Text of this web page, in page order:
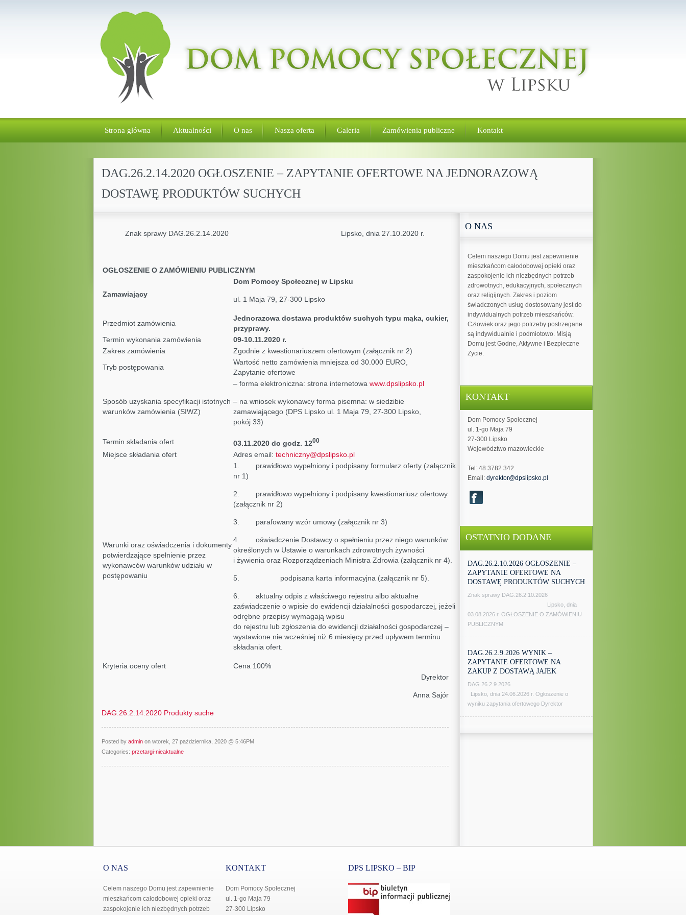
Strona główna Aktualności O nas Nasza oferta Galeria Zamówienia publiczne Kontakt
DAG.26.2.14.2020 OGŁOSZENIE – ZAPYTANIE OFERTOWE NA JEDNORAZOWĄ
DOSTAWĘ PRODUKTÓW SUCHYCH
O NAS
Celem naszego Domu jest zapewnienie
mieszkańcom całodobowej opieki oraz
zaspokojenie ich niezbędnych potrzeb
zdrowotnych, edukacyjnych, społecznych
oraz religijnych. Zakres i poziom
świadczonych usług dostosowany jest do
indywidualnych potrzeb mieszkańców.
Człowiek oraz jego potrzeby postrzegane
są indywidualnie i podmiotowo. Misją
Domu jest Godne, Aktywne i Bezpieczne
Życie.
KONTAKT
Dom Pomocy Społecznej
ul. 1-go Maja 79
27-300 Lipsko
Województwo mazowieckie
Tel: 48 3782 342
Email: dyrektor@dpslipsko.pl
OSTATNIO DODANE
DAG.26.2.10.2026 OGŁOSZENIE –
ZAPYTANIE OFERTOWE NA
DOSTAWĘ PRODUKTÓW SUCHYCH
Znak sprawy DAG.26.2.10.2026
Lipsko, dnia
03.08.2026 r. OGŁOSZENIE O ZAMÓWIENIU
PUBLICZNYM
DAG.26.2.9.2026 WYNIK –
ZAPYTANIE OFERTOWE NA
ZAKUP Z DOSTAWĄ JAJEK
DAG.26.2.9.2026
Lipsko, dnia 24.06.2026 r. Ogłoszenie o
wyniku zapytania ofertowego Dyrektor
Znak sprawy DAG.26.2.14.2020 Lipsko, dnia 27.10.2020 r.
OGŁOSZENIE O ZAMÓWIENIU PUBLICZNYM
Zamawiający
Dom Pomocy Społecznej w Lipsku
ul. 1 Maja 79, 27-300 Lipsko
Przedmiot zamówienia
Jednorazowa dostawa produktów suchych typu mąka, cukier,
przyprawy.
Termin wykonania zamówienia
09-10.11.2020 r.
Zakres zamówienia
Zgodnie z kwestionariuszem ofertowym (załącznik nr 2)
Tryb postępowania
Wartość netto zamówienia mniejsza od 30.000 EURO,
Zapytanie ofertowe
Sposób uzyskania specyfikacji istotnych
warunków zamówienia (SIWZ)
– forma elektroniczna: strona internetowa www.dpslipsko.pl
– na wniosek wykonawcy forma pisemna: w siedzibie
zamawiającego (DPS Lipsko ul. 1 Maja 79, 27-300 Lipsko,
pokój 33)
Termin składania ofert 03.11.2020 do godz. 1200
Miejsce składania ofert Adres email: techniczny@dpslipsko.pl
Warunki oraz oświadczenia i dokumenty
potwierdzające spełnienie przez
wykonawców warunków udziału w
postępowaniu
1. prawidłowo wypełniony i podpisany formularz oferty (załącznik
nr 1)
2. prawidłowo wypełniony i podpisany kwestionariusz ofertowy
(załącznik nr 2)
3. parafowany wzór umowy (załącznik nr 3)
4. oświadczenie Dostawcy o spełnieniu przez niego warunków
określonych w Ustawie o warunkach zdrowotnych żywności
i żywienia oraz Rozporządzeniach Ministra Zdrowia (załącznik nr 4).
5. podpisana karta informacyjna (załącznik nr 5).
6. aktualny odpis z właściwego rejestru albo aktualne
zaświadczenie o wpisie do ewidencji działalności gospodarczej, jeżeli
odrębne przepisy wymagają wpisu
do rejestru lub zgłoszenia do ewidencji działalności gospodarczej –
wystawione nie wcześniej niż 6 miesięcy przed upływem terminu
składania ofert.
Kryteria oceny ofert
Cena 100%
Dyrektor
Anna Sajór
DAG.26.2.14.2020 Produkty suche
Posted by adminon wtorek, 27 października, 2020 @ 5:46PM
Categories: przetargi-nieaktualne
O NAS
Celem naszego Domu jest zapewnienie
mieszkańcom całodobowej opieki oraz
zaspokojenie ich niezbędnych potrzeb
KONTAKT
Dom Pomocy Społecznej
ul. 1-go Maja 79
27-300 Lipsko
DPS LIPSKO – BIP